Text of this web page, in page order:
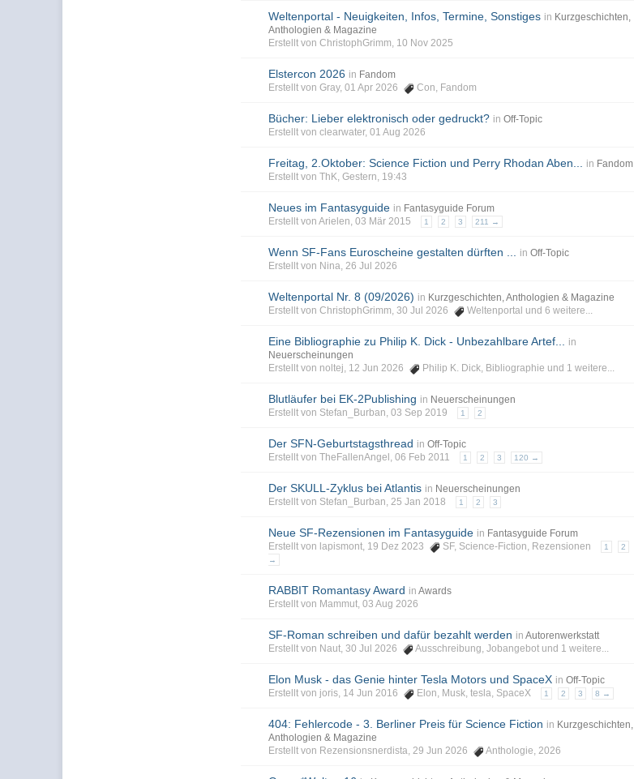
Weltenportal - Neuigkeiten, Infos, Termine, Sonstiges in Kurzgeschichten,
Anthologien & Magazine
Erstellt von ChristophGrimm, 10 Nov 2025
Elstercon 2026 in Fandom
Erstellt von Gray, 01 Apr 2026
Con, Fandom
Bücher: Lieber elektronisch oder gedruckt? in Off-Topic
Erstellt von clearwater, 01 Aug 2026
Freitag, 2.Oktober: Science Fiction und Perry Rhodan Aben... in Fandom
Erstellt von ThK, Gestern, 19:43
Neues im Fantasyguide in Fantasyguide Forum
Erstellt von Arielen, 03 Mär 2015
1 2 3 211 →
Wenn SF-Fans Euroscheine gestalten dürften ... in Off-Topic
Erstellt von Nina, 26 Jul 2026
Weltenportal Nr. 8 (09/2026) in Kurzgeschichten, Anthologien & Magazine
Erstellt von ChristophGrimm, 30 Jul 2026
Weltenportal und 6 weitere...
Eine Bibliographie zu Philip K. Dick - Unbezahlbare Artef...
in
Neuerscheinungen
Erstellt von noltej, 12 Jun 2026
Philip K. Dick, Bibliographie und 1 weitere...
Blutläufer bei EK-2Publishing in Neuerscheinungen
Erstellt von Stefan_Burban, 03 Sep 2019
1 2
Der SFN-Geburtstagsthread in Off-Topic
Erstellt von TheFallenAngel, 06 Feb 2011
1 2 3 120 →
Der SKULL-Zyklus bei Atlantis in Neuerscheinungen
Erstellt von Stefan_Burban, 25 Jan 2018
1 2 3
Neue SF-Rezensionen im Fantasyguide in Fantasyguide Forum
Erstellt von lapismont, 19 Dez 2023
SF, Science-Fiction, Rezensionen 1 2
→
RABBIT Romantasy Award in Awards
Erstellt von Mammut, 03 Aug 2026
SF-Roman schreiben und dafür bezahlt werden in Autorenwerkstatt
Erstellt von Naut, 30 Jul 2026
Ausschreibung,Jobangebot und 1 weitere...
Elon Musk - das Genie hinter Tesla Motors und SpaceX in Off-Topic
Erstellt von joris, 14 Jun 2016
Elon, Musk,tesla, SpaceX 1 2 3 8 →
404: Fehlercode - 3. Berliner Preis für Science Fiction in Kurzgeschichten,
Anthologien & Magazine
Erstellt von Rezensionsnerdista, 29 Jun 2026
Anthologie,2026